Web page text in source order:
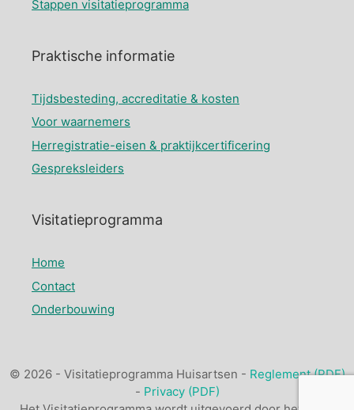
Stappen visitatieprogramma
Praktische informatie
Tijdsbesteding, accreditatie & kosten
Voor waarnemers
Herregistratie-eisen & praktijkcertificering
Gespreksleiders
Visitatieprogramma
Home
Contact
Onderbouwing
© 2026 - Visitatieprogramma Huisartsen - Reglement (PDF)
- Privacy (PDF)